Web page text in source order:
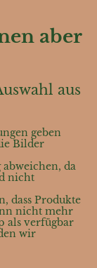
aber
aus
geben
Bilder
da
nicht
dass Produkte
nicht mehr
als verfügbar
wir